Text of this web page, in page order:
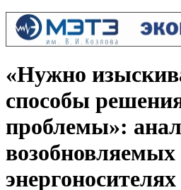
«Нужно
способы
проблемы»:
возобновляемых
энергоносителях